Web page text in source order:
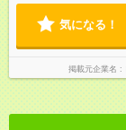
気になる！
掲載元企業名